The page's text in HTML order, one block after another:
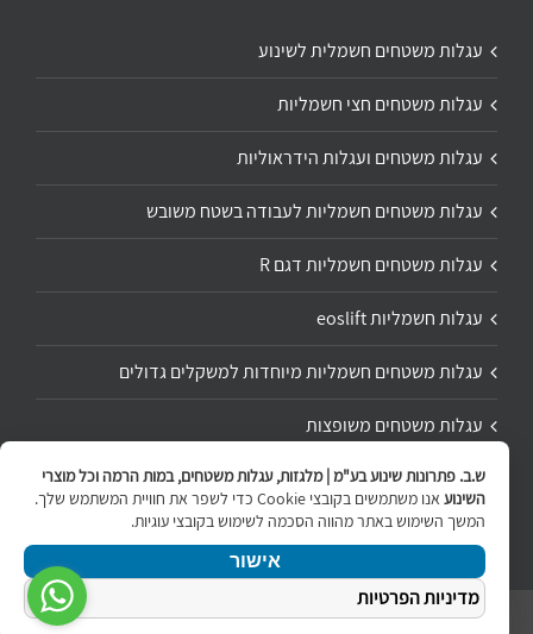
עגלות משטחים חשמלית לשינוע
עגלות משטחים חצי חשמליות
עגלות משטחים ועגלות הידראוליות
עגלות משטחים חשמליות לעבודה בשטח משובש
עגלות משטחים חשמליות דגם R
עגלות חשמליות eoslift
עגלות משטחים חשמליות מיוחדות למשקלים גדולים
עגלות משטחים משופצות
תיקון ושיפוץ עגלת משטחים
Copyright 2020 | All Rights Reserved | Powered by
ש.ב. פתרונות שינוע בע"מ | מלגזות, עגלות משטחים, במות הרמה וכל מוצרי
השינוע
אנו משתמשים בקובצי Cookie כדי לשפר את חוויית המשתמש שלך.
המשך השימוש באתר מהווה הסכמה לשימוש בקובצי עוגיות.
אישור
מדיניות הפרטיות
ניווט